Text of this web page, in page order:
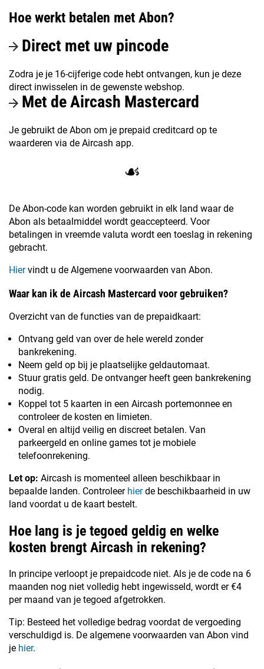
Hoe werkt betalen met Abon?
Direct met uw pincode
Zodra je je 16-cijferige code hebt ontvangen, kun je deze
direct inwisselen in de gewenste webshop.
Met de Aircash Mastercard
Je gebruikt de Abon om je prepaid creditcard op te
waarderen via de Aircash app.
☙
De Abon-code kan worden gebruikt in elk land waar de
Abon als betaalmiddel wordt geaccepteerd. Voor
betalingen in vreemde valuta wordt een toeslag in rekening
gebracht.
Hiervindt u de Algemene voorwaarden van Abon.
Waar kan ik de Aircash Mastercard voor gebruiken?
Overzicht van de functies van de prepaidkaart:
Ontvang geld van over de hele wereld zonder
bankrekening.
Neem geld op bij je plaatselijke geldautomaat.
Stuur gratis geld. De ontvanger heeft geen bankrekening
nodig.
Koppel tot 5 kaarten in een Aircash portemonnee en
controleer de kosten en limieten.
Overal en altijd veilig en discreet betalen. Van
parkeergeld en online games tot je mobiele
telefoonrekening.
Let op: Aircash is momenteel alleen beschikbaar in
bepaalde landen. Controleer hierde beschikbaarheid in uw
land voordat u de kaart bestelt.
Hoe lang is je tegoed geldig en welke
kosten brengt Aircash in rekening?
In principe verloopt je prepaidcode niet. Als je de code na 6
maanden nog niet volledig hebt ingewisseld, wordt er €4
per maand van je tegoed afgetrokken.
Tip: Besteed het volledige bedrag voordat de vergoeding
verschuldigd is. De algemene voorwaarden van Abon vind
je hier.